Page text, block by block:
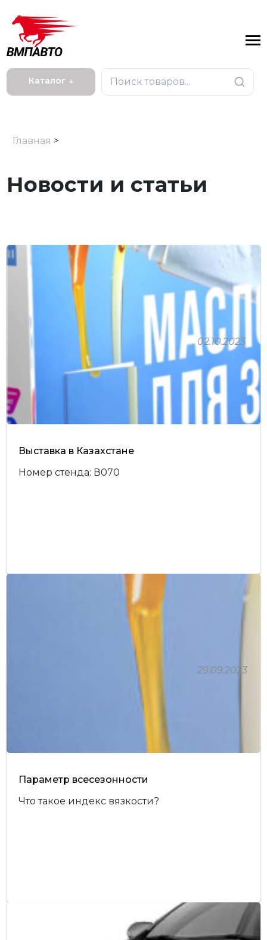
Каталог ↓
Личный кабинет
Главная >
Новости и статьи
Выставка в Казахстане
Номер стенда: В070
02.10.2023
Параметр всесезонности
Что такое индекс вязкости?
29.09.2023